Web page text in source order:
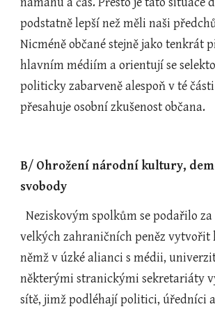
podstatně lepší než měli naši
Nicméně občané stejně jako tenkrát
hlavním médiím a orientují se
politicky zabarveně alespoň v té
přesahuje osobní zkušenost občana.
B/ Ohrožení národní kultury,
svobody
  Neziskovým spolkům se podařilo za pomoci
velkých zahraničních peněz vytvořit
němž v úzké alianci s médii,
některými stranickými sekretariáty
sítě, jimž podléhají politici, úředníci